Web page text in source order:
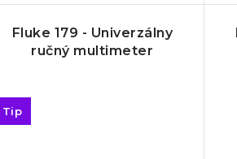
Fluke 179 - Univerzálny
ručný multimeter
Tip